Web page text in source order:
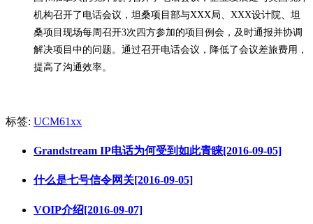
机构召开了电话会议，坦桑项目部与XXX局、XXX设计院、坦
桑项目现场每周召开3次四方参加的项目例会，及时通报并协调
解决项目中的问题。通过召开电话会议，降低了会议差旅费用，
提高了沟通效率。
标签: UCM61xx
Grandstream IP电话为何受到如此青睐[2016-09-05]
什么是七号信令网关[2016-09-05]
VOIP介绍[2016-09-07]